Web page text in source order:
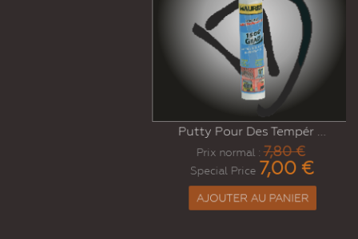
Putty Pour Des Tempér ...
7,80 €
7,00 €
AJOUTER AU PANIER